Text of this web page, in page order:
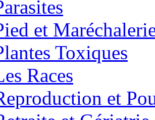
et
Toxiques
Races
et